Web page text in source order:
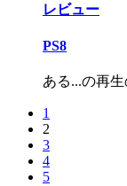
レビュー
PS8
ある...の再
1
2
3
4
5